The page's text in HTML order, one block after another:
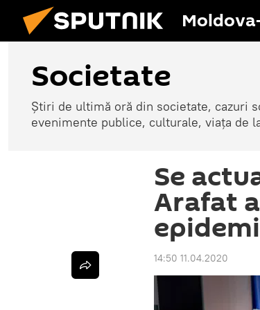
Societate
Știri de ultimă oră din societate, cazuri
evenimente publice, culturale, viața de
Se
Arafat
14:50 11.04.2020